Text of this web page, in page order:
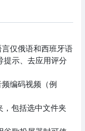
仅俄语和西班牙语
提示、去应用评分
编码视频（例
，包括选中文件夹